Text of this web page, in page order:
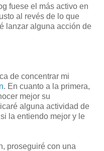
fuese el más activo en
al revés de lo que
lanzar alguna acción de
de concentrar mi
. En cuanto a la primera,
mejor su
alguna actividad de
la entiendo mejor y le
proseguiré con una